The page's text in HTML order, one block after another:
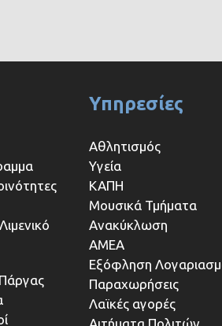
Υπηρεσίες
Αθλητισμός
Υγεία
ΚΑΠΗ
Μουσικά Τμήματα
Ανακύκλωση
ΑΜΕΑ
Εξόφληση
Παραχωρήσεις
Λαϊκές αγορές